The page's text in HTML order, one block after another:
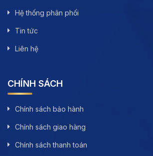
Hệ thống phân phối
Tin tức
Liên hệ
CHÍNH SÁCH
Chính sách bảo hành
Chính sách giao hàng
Chính sách thanh toán